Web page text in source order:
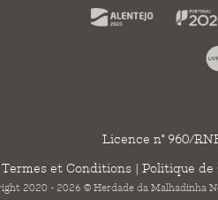
Licence n° 960/
Termes et Conditions | Politique de
2020 - 2026 © Herdade da Malhadinha